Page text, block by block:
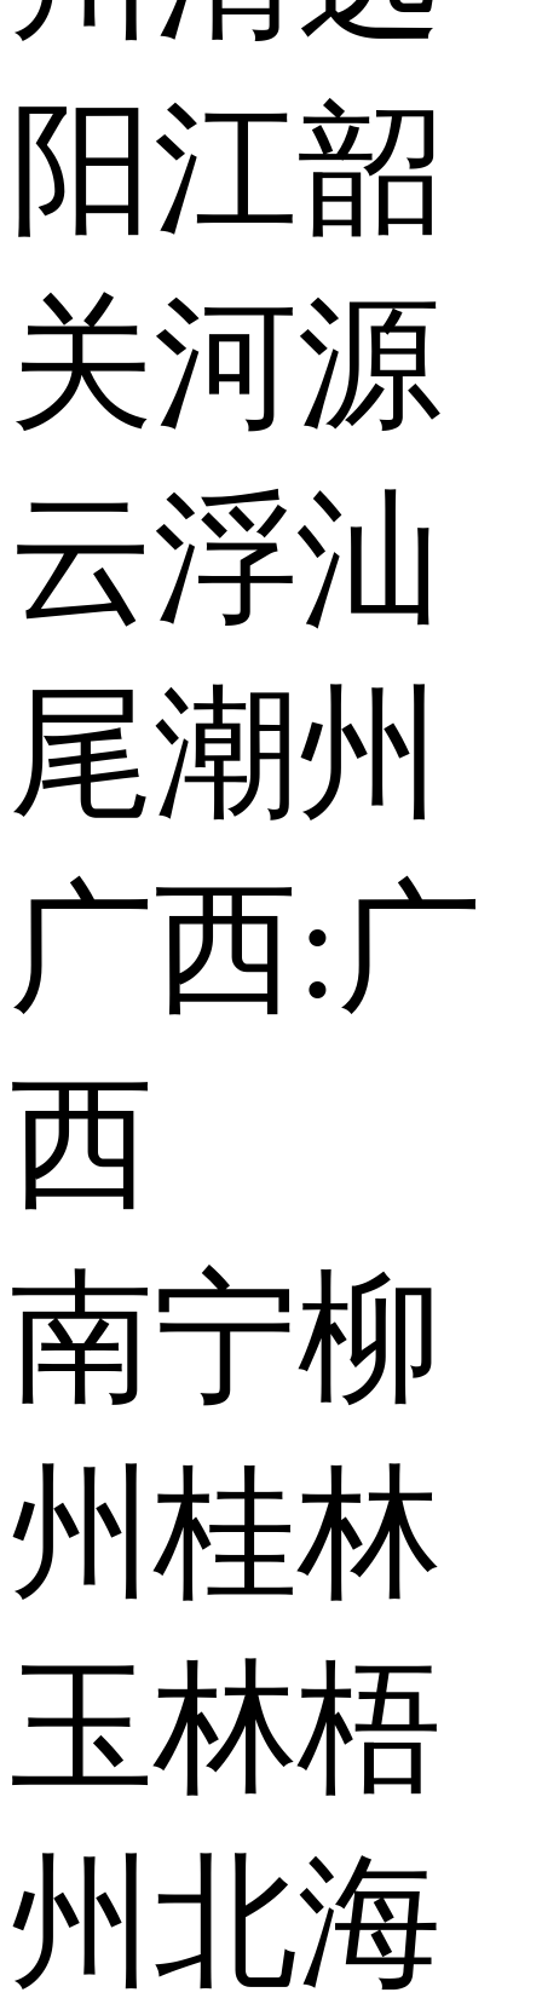
阳江韶
关河源
云浮汕
尾潮州
广西:广
西
南宁柳
州桂林
玉林梧
州 北海